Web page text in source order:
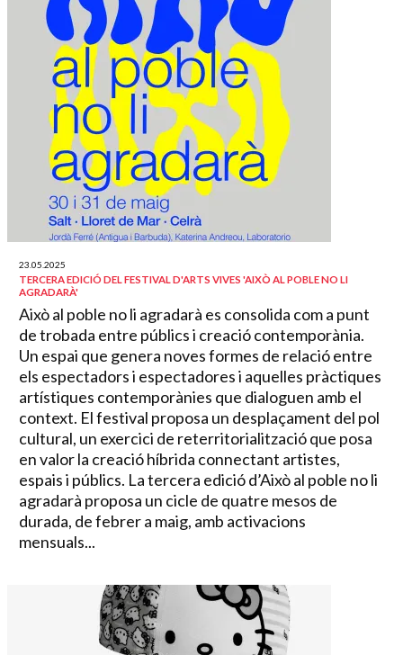
23.05.2025
TERCERA EDICIÓ DEL FESTIVAL D'ARTS VIVES 'AIXÒ AL POBLE NO LI
AGRADARÀ'
Això al poble no li agradarà es consolida com a punt
de trobada entre públics i creació contemporània.
Un espai que genera noves formes de relació entre
els espectadors i espectadores i aquelles pràctiques
artístiques contemporànies que dialoguen amb el
context. El festival proposa un desplaçament del pol
cultural, un exercici de reterritorialització que posa
en valor la creació híbrida connectant artistes,
espais i públics. La tercera edició d’Això al poble no li
agradarà proposa un cicle de quatre mesos de
durada, de febrer a maig, amb activacions
mensuals...